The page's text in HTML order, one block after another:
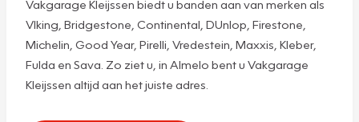
Vakgarage Kleijssen biedt u banden aan van merken als
VIking, Bridgestone, Continental, DUnlop, Firestone,
Michelin, Good Year, Pirelli, Vredestein, Maxxis, Kleber,
Fulda en Sava. Zo ziet u, in Almelo bent u Vakgarage
Kleijssen altijd aan het juiste adres.